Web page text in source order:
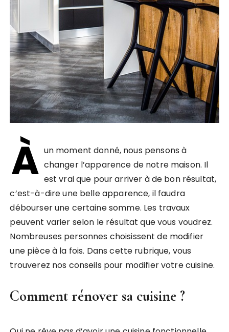
À un moment donné, nous pensons à
changer l’apparence de notre maison. Il
est vrai que pour arriver à de bon résultat,
c’est-à-dire une belle apparence, il faudra
débourser une certaine somme. Les travaux
peuvent varier selon le résultat que vous voudrez.
Nombreuses personnes choisissent de modifier
une pièce à la fois. Dans cette rubrique, vous
trouverez nos conseils pour modifier votre cuisine.
Comment rénover sa cuisine ?